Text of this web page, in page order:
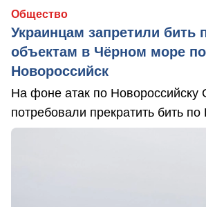
Общество
Украинцам запретили
объектам в Чёрном море
Новороссийск
На фоне атак по
потребовали прекратить бить по